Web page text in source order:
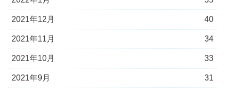
2021年12月 40
2021年11月 34
2021年10月 33
2021年9月 31